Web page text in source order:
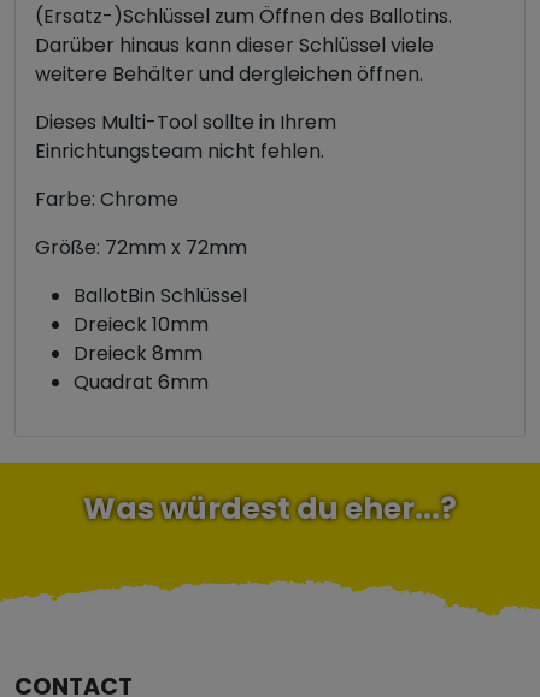
(Ersatz-)Schlüssel zum Öffnen des Ballotins.
Darüber hinaus kann dieser Schlüssel viele
weitere Behälter und dergleichen öffnen.
Dieses Multi-Tool sollte in Ihrem
Einrichtungsteam nicht fehlen.
Farbe: Chrome
Größe: 72mm x 72mm
BallotBin Schlüssel
Dreieck 10mm
Dreieck 8mm
Quadrat 6mm
Was würdest du eher...?
CONTACT